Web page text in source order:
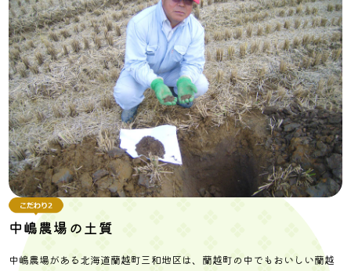
中嶋農場の土質
中嶋農場がある北海道蘭越町三和地区は、蘭越町の中でもおいしい蘭越